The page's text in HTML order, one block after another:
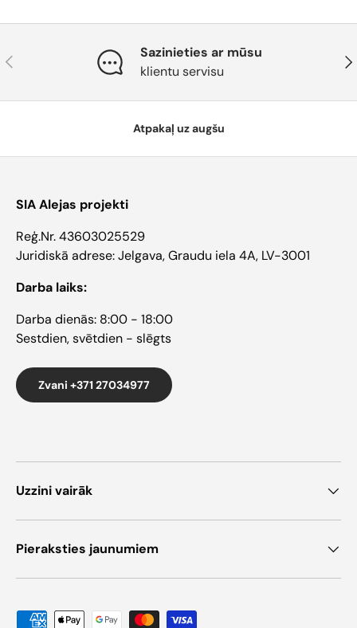
Atpakaļ
Sazinieties ar mūsu
klientu servisu
Atpakaļ uz augšu
SIA Alejas projekti
Reģ.Nr. 43603025529
Juridiskā adrese: Jelgava, Graudu iela 4A, LV-3001
Darba laiks:
Darba dienās: 8:00 - 18:00
Sestdien, svētdien - slēgts
Zvani +371 27034977
Uzzini vairāk
Pieraksties jaunumiem
Pieņemtie maksāšanas veidi